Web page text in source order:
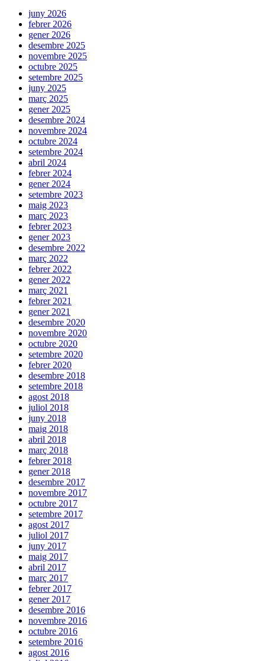
juny 2026
febrer 2026
gener 2026
desembre 2025
novembre 2025
octubre 2025
setembre 2025
juny 2025
març 2025
gener 2025
desembre 2024
novembre 2024
octubre 2024
setembre 2024
abril 2024
febrer 2024
gener 2024
setembre 2023
maig 2023
març 2023
febrer 2023
gener 2023
desembre 2022
març 2022
febrer 2022
gener 2022
març 2021
febrer 2021
gener 2021
desembre 2020
novembre 2020
octubre 2020
setembre 2020
febrer 2020
desembre 2018
setembre 2018
agost 2018
juliol 2018
juny 2018
maig 2018
abril 2018
març 2018
febrer 2018
gener 2018
desembre 2017
novembre 2017
octubre 2017
setembre 2017
agost 2017
juliol 2017
juny 2017
maig 2017
abril 2017
març 2017
febrer 2017
gener 2017
desembre 2016
novembre 2016
octubre 2016
setembre 2016
agost 2016